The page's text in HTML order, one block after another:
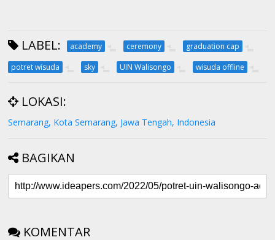
LABEL: academy ceremony
graduation cap
potret wisuda
sky UIN Walisongo wisuda offline
LOKASI:
Semarang, Kota Semarang, Jawa Tengah, Indonesia
BAGIKAN
KOMENTAR